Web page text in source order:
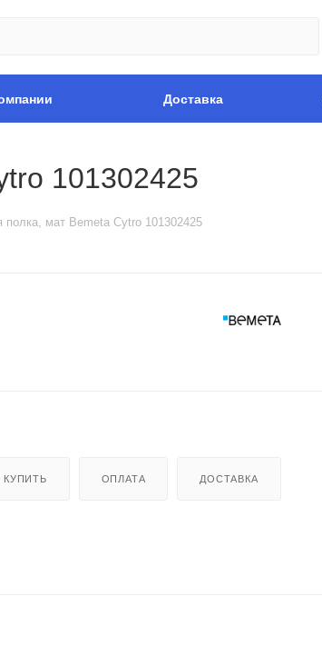
Доставка
101302425
полка, мат Bemeta Cytro 101302425
КУПИТЬ ОПЛАТА ДОСТАВКА